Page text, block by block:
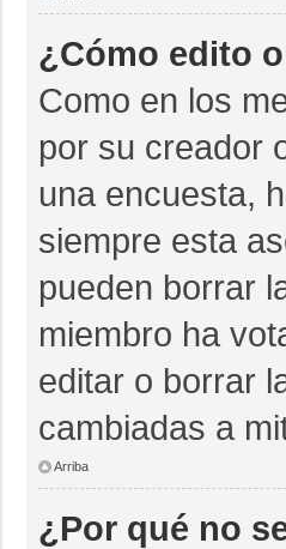
¿Cómo edito
Como en los
por su creador
una encuesta,
siempre esta
pueden borrar
miembro ha
editar o borrar
cambiadas a
Arriba
¿Por qué no